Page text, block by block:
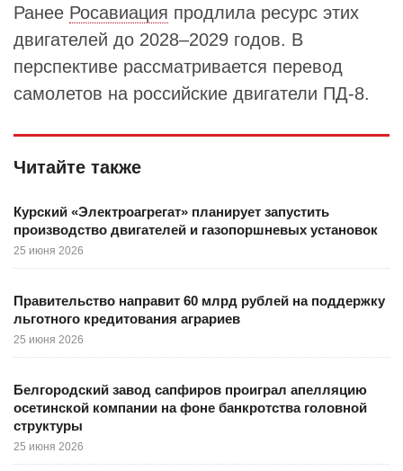
Ранее Росавиация продлила ресурс этих
двигателей до 2028–2029 годов. В
перспективе рассматривается перевод
самолетов на российские двигатели ПД-8.
Читайте также
Курский «Электроагрегат» планирует запустить
производство двигателей и газопоршневых установок
25 июня 2026
Правительство направит 60 млрд рублей на поддержку
льготного кредитования аграриев
25 июня 2026
Белгородский завод сапфиров проиграл апелляцию
осетинской компании на фоне банкротства головной
структуры
25 июня 2026